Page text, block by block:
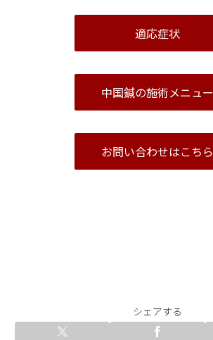
適応症状
中国鍼の施術メニュー
お問い合わせはこちら
シェアする